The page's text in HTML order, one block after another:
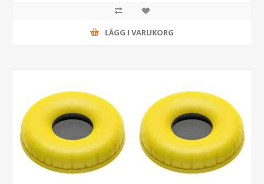
LÄGG I VARUKORG